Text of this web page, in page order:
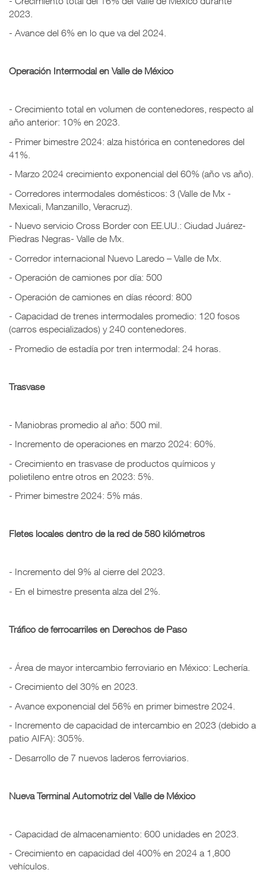
2023.
- Avance del 6% en lo que va del 2024.
Operación Intermodal en Valle de México
- Crecimiento total en volumen de contenedores, respecto al
año anterior: 10% en 2023.
- Primer bimestre 2024: alza histórica en contenedores del
41%.
- Marzo 2024 crecimiento exponencial del 60% (año vs año).
- Corredores intermodales domésticos: 3 (Valle de Mx -
Mexicali, Manzanillo, Veracruz).
- Nuevo servicio Cross Border con EE.UU.: Ciudad Juárez-
Piedras Negras- Valle de Mx.
- Corredor internacional Nuevo Laredo – Valle de Mx.
- Operación de camiones por día: 500
- Operación de camiones en días récord: 800
- Capacidad de trenes intermodales promedio: 120 fosos
(carros especializados) y 240 contenedores.
- Promedio de estadía por tren intermodal: 24 horas.
Trasvase
- Maniobras promedio al año: 500 mil.
- Incremento de operaciones en marzo 2024: 60%.
- Crecimiento en trasvase de productos químicos y
polietileno entre otros en 2023: 5%.
- Primer bimestre 2024: 5% más.
Fletes locales dentro de la red de 580 kilómetros
- Incremento del 9% al cierre del 2023.
- En el bimestre presenta alza del 2%.
Tráfico de ferrocarriles en Derechos de Paso
- Área de mayor intercambio ferroviario en México: Lechería.
- Crecimiento del 30% en 2023.
- Avance exponencial del 56% en primer bimestre 2024.
- Incremento de capacidad de intercambio en 2023 (debido a
patio AIFA): 305%.
- Desarrollo de 7 nuevos laderos ferroviarios.
Nueva Terminal Automotriz del Valle de México
- Capacidad de almacenamiento: 600 unidades en 2023.
- Crecimiento en capacidad del 400% en 2024 a 1,800
vehículos.